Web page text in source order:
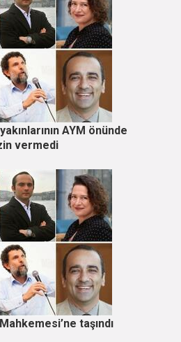
AYM önünde
vermedi
taşındı